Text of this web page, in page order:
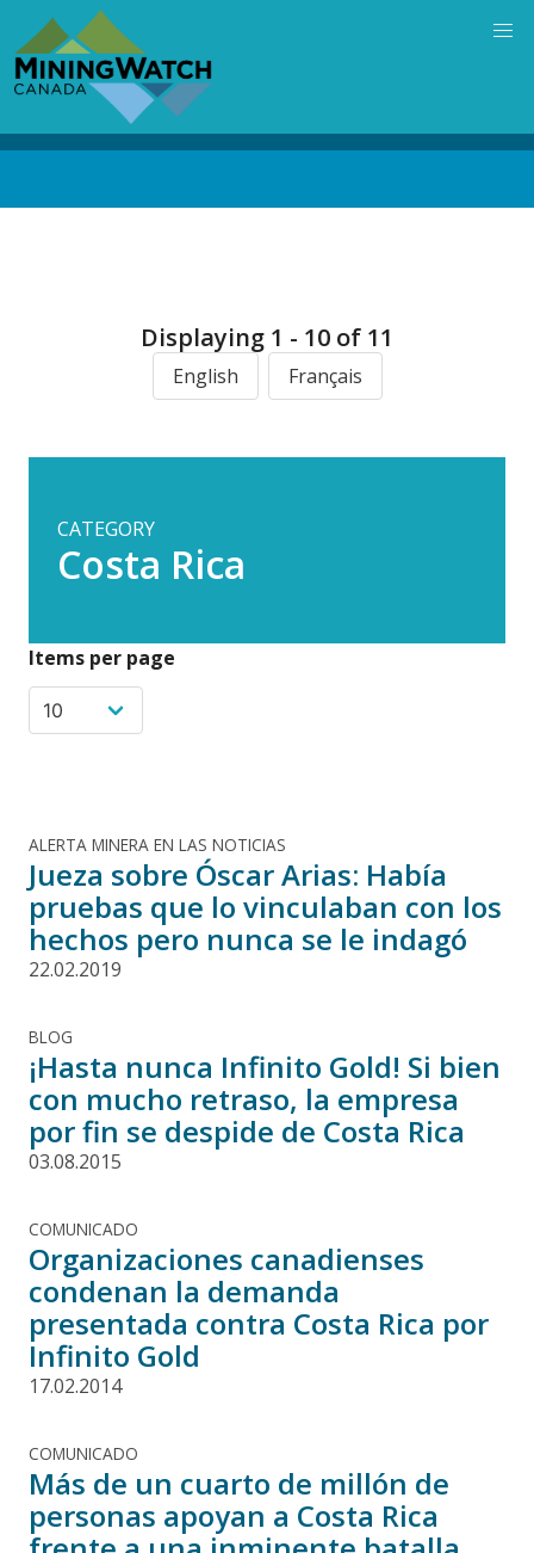
main
content
Displaying 1 - 10 of 11
English Français
CATEGORY
Costa Rica
Items per page
ALERTA MINERA EN LAS NOTICIAS
Jueza sobre Óscar Arias: Había
pruebas que lo vinculaban con los
hechos pero nunca se le indagó
22.02.2019
BLOG
¡Hasta nunca Infinito Gold! Si bien
con mucho retraso, la empresa
por fin se despide de Costa Rica
03.08.2015
COMUNICADO
Organizaciones canadienses
condenan la demanda
presentada contra Costa Rica por
Infinito Gold
17.02.2014
COMUNICADO
Más de un cuarto de millón de
personas apoyan a Costa Rica